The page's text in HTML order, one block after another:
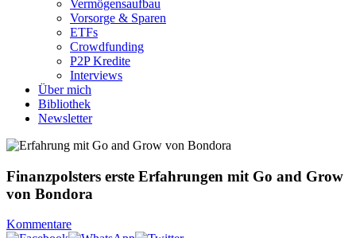
Vermögensaufbau
Vorsorge & Sparen
ETFs
Crowdfunding
P2P Kredite
Interviews
Über mich
Bibliothek
Newsletter
Finanzpolsters erste Erfahrungen mit Go and Grow
von Bondora
Kommentare